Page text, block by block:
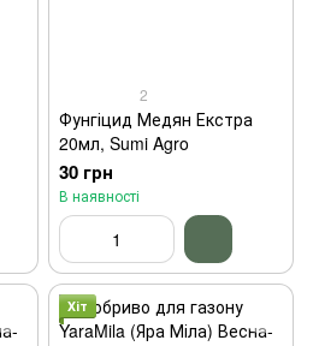
2
Фунгіцид Медян Екстра
20мл, Sumi Agro
30 грн
В наявності
Хіт